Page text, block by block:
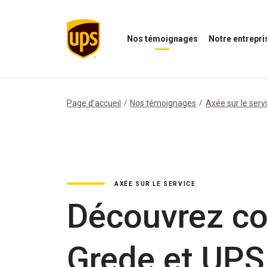
Nos témoignages
témoignages
Notre
notre
entreprise
Page d’accueil Nos témoignages Axée sur le
AXÉE SUR LE SERVICE
Découvrez